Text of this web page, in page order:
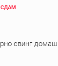
СДАМ
свинг